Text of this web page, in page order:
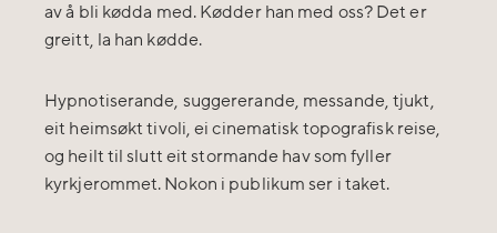
av å bli kødda med. Kødder han med oss? Det er
greitt, la han kødde.
Hypnotiserande, suggererande, messande, tjukt,
eit heimsøkt tivoli, ei cinematisk topografisk reise,
og heilt til slutt eit stormande hav som fyller
kyrkjerommet. Nokon i publikum ser i taket.